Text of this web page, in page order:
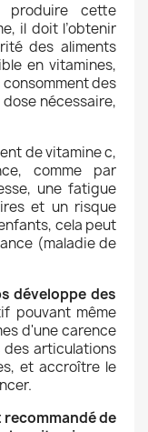
cette
il doit l’obtenir
des aliments
en vitamines,
des
nécessaire,
de vitamine c,
comme par
une fatigue
et un risque
cela peut
(maladie de
développe des
pouvant même
d'une carence
articulations
et accroître le
recommandé de